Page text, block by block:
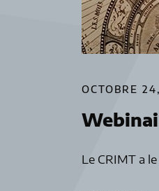
OCTOBRE
Le CRIMT a